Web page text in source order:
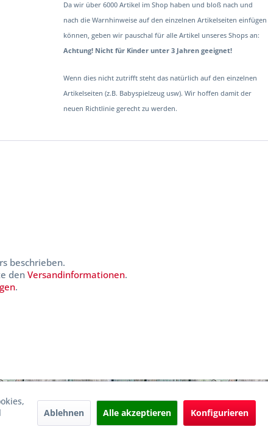
Da wir über 6000 Artikel im Shop haben und bloß nach und
nach die Warnhinweise auf den einzelnen Artikelseiten einfügen
können, geben wir pauschal für alle Artikel unseres Shops an:
Achtung! Nicht für Kinder unter 3 Jahren geeignet!
Wenn dies nicht zutrifft steht das natürlich auf den einzelnen
Artikelseiten (z.B. Babyspielzeug usw). Wir hoffen damit der
neuen Richtlinie gerecht zu werden.
beschrieben.
den Versandinformationen.
.
Ablehnen Alle akzeptieren Konfigurieren